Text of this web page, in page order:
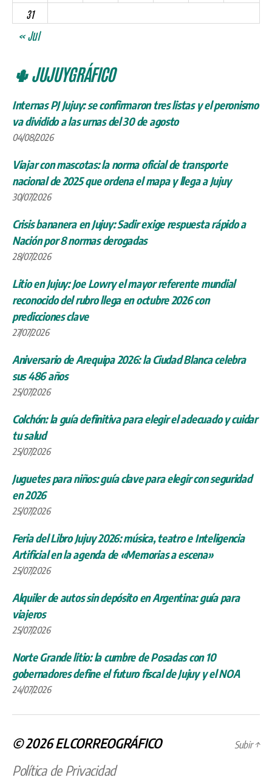
31
« Jul
🌵 JUJUYGRÁFICO
Internas PJ Jujuy: se confirmaron tres listas y el peronismo
va dividido a las urnas del 30 de agosto
04/08/2026
Viajar con mascotas: la norma oficial de transporte
nacional de 2025 que ordena el mapa y llega a Jujuy
30/07/2026
Crisis bananera en Jujuy: Sadir exige respuesta rápido a
Nación por 8 normas derogadas
28/07/2026
Litio en Jujuy: Joe Lowry el mayor referente mundial
reconocido del rubro llega en octubre 2026 con
predicciones clave
27/07/2026
Aniversario de Arequipa 2026: la Ciudad Blanca celebra
sus 486 años
25/07/2026
Colchón: la guía definitiva para elegir el adecuado y cuidar
tu salud
25/07/2026
Juguetes para niños: guía clave para elegir con seguridad
en 2026
25/07/2026
Feria del Libro Jujuy 2026: música, teatro e Inteligencia
Artificial en la agenda de «Memorias a escena»
25/07/2026
Alquiler de autos sin depósito en Argentina: guía para
viajeros
25/07/2026
Norte Grande litio: la cumbre de Posadas con 10
gobernadores define el futuro fiscal de Jujuy y el NOA
24/07/2026
© 2026ELCORREOGRÁFICO
Política de Privacidad
Subir↑